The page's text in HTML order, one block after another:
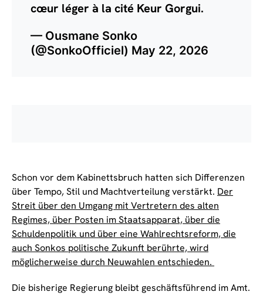
cœur léger à la cité Keur Gorgui.
— Ousmane Sonko
(@SonkoOfficiel) May 22, 2026
Schon vor dem Kabinettsbruch hatten sich Differenzen
über Tempo, Stil und Machtverteilung verstärkt. Der
Streit über den Umgang mit Vertretern des alten
Regimes, über Posten im Staatsapparat, über die
Schuldenpolitik und über eine Wahlrechtsreform, die
auch Sonkos politische Zukunft berührte, wird
möglicherweise durch Neuwahlen entschieden.
Die bisherige Regierung bleibt geschäftsführend im Amt.